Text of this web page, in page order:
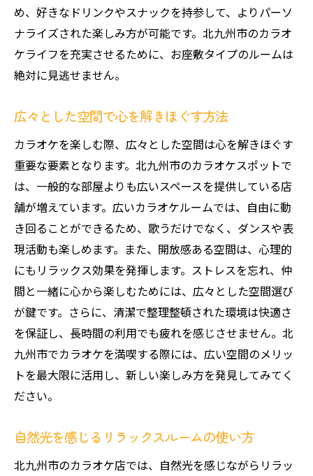
め、好きなドリンクやスナックを持参して、よりパーソ
ナライズされた楽しみ方が可能です。北九州市のカラオ
ケライフを充実させるために、お座敷タイプのルームは
絶対に見逃せません。
広々とした空間で心を解きほぐす方法
カラオケを楽しむ際、広々とした空間は心を解きほぐす
重要な要素となります。北九州市のカラオケスポットで
は、一般的な部屋よりも広いスペースを提供している店
舗が増えています。広いカラオケルームでは、自由に動
き回ることができるため、歌うだけでなく、ダンスや表
現活動も楽しめます。また、開放感ある空間は、心理的
にもリラックス効果を発揮します。ストレスを忘れ、仲
間と一緒に心から楽しむためには、広々とした空間選び
が鍵です。さらに、清潔で整理整頓された環境は快適さ
を保証し、長時間の利用でも疲れを感じさせません。北
九州市でカラオケを満喫する際には、広い空間のメリッ
トを最大限に活用し、新しい楽しみ方を発見してみてく
ださい。
自然光を感じるリラックスルームの使い方
北九州市のカラオケ店では、自然光を感じながらリラッ